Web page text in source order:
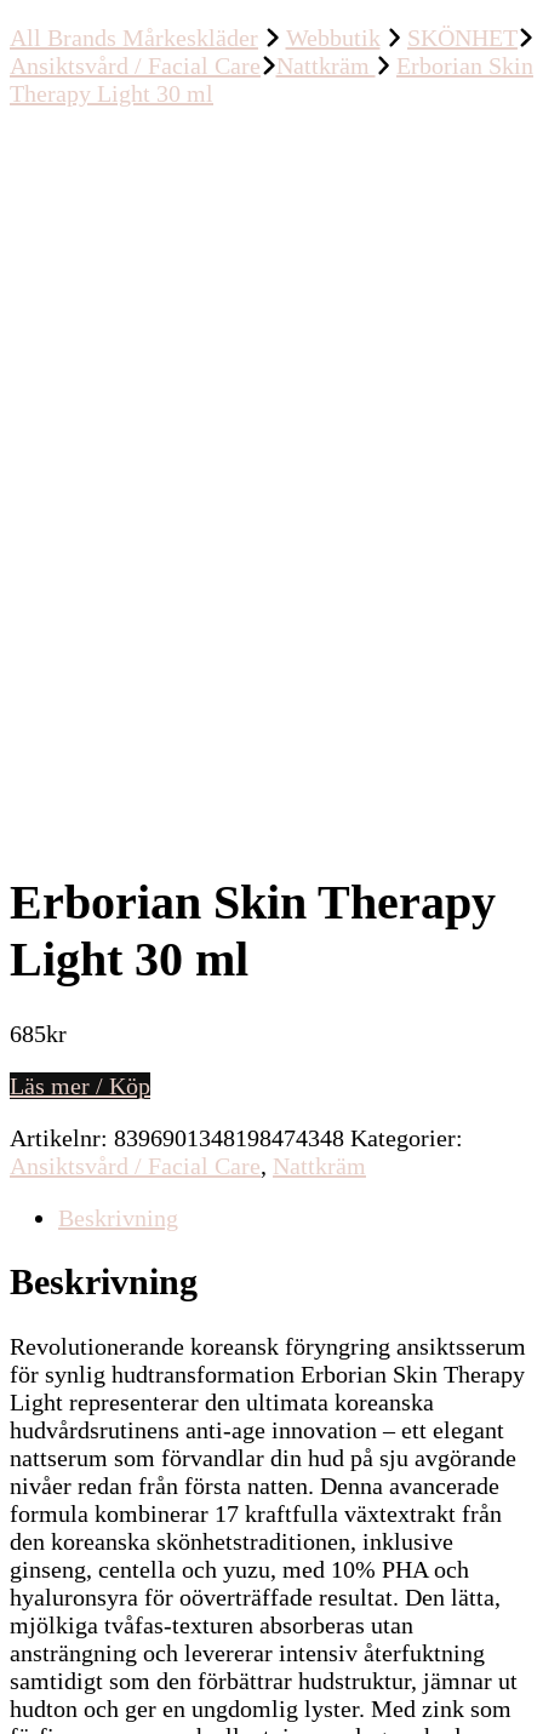
All Brands Mårkeskläder Webbutik
SKÖNHET
Ansiktsvård / Facial Care
Nattkräm
Erborian Skin
Therapy Light 30 ml
Erborian Skin Therapy
Light 30 ml
685kr
Läs mer / Köp
Artikelnr: 8396901348198474348 Kategorier:
Ansiktsvård / Facial Care, Nattkräm
Beskrivning
Beskrivning
Revolutionerande koreansk föryngring ansiktsserum
för synlig hudtransformation Erborian Skin Therapy
Light representerar den ultimata koreanska
hudvårdsrutinens anti-age innovation – ett elegant
nattserum som förvandlar din hud på sju avgörande
nivåer redan från första natten. Denna avancerade
formula kombinerar 17 kraftfulla växtextrakt från
den koreanska skönhetstraditionen, inklusive
ginseng, centella och yuzu, med 10% PHA och
hyaluronsyra för oöverträffade resultat. Den lätta,
mjölkiga tvåfas-texturen absorberas utan
ansträngning och levererar intensiv återfuktning
samtidigt som den förbättrar hudstruktur, jämnar ut
hudton och ger en ungdomlig lyster. Med zink som